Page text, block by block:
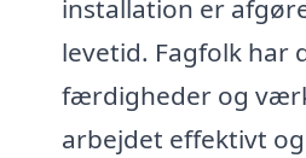
installation er
levetid. Fagfolk har
færdigheder og
arbejdet effektivt